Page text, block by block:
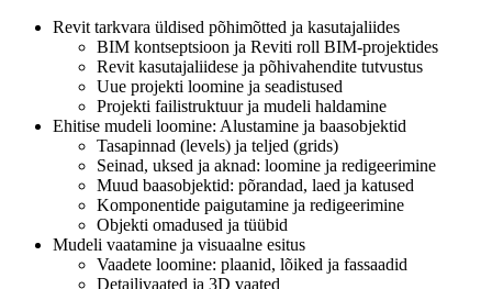
Revit tarkvara üldised põhimõtted ja kasutajaliides
BIM kontseptsioon ja Reviti roll BIM-projektides
Revit kasutajaliidese ja põhivahendite tutvustus
Uue projekti loomine ja seadistused
Projekti failistruktuur ja mudeli haldamine
Ehitise mudeli loomine: Alustamine ja baasobjektid
Tasapinnad (levels) ja teljed (grids)
Seinad, uksed ja aknad: loomine ja redigeerimine
Muud baasobjektid: põrandad, laed ja katused
Komponentide paigutamine ja redigeerimine
Objekti omadused ja tüübid
Mudeli vaatamine ja visuaalne esitus
Vaadete loomine: plaanid, lõiked ja fassaadid
Detailivaated ja 3D vaated